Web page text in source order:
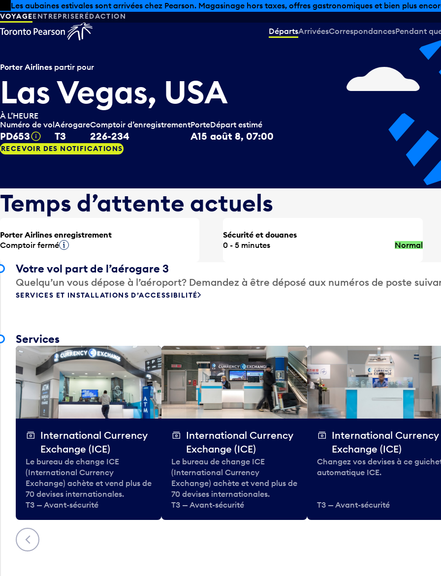
Skip to offers
Passer au contenu principal
Les aubaines estivales sont arrivées chez Pearson. Magasinage hors taxes, offres gastronomiques et bien plus
VOYAGEENTREPRISERÉDACTION
DépartsArrivéesCorrespondancesPendant
Porter Airlines partir pour
Las Vegas, USA
À L’HEURE
Numéro de vol
PD653 Infobulle
Aérogare
T3
Comptoir d’enregistrement
226-234
Porte
A15
Départ estimé
août 8, 07:00
RECEVOIR DES NOTIFICATIONS
Temps d’attente actuels
Porter Airlines enregistrement
Comptoir ferméInfobulle
Sécurité et douanes
0 - 5 minutes
Normal
Votre vol part de l’aérogare 3
Quelqu’un vous dépose à l’aéroport? Demandez à être déposé aux numéros de poste
SERVICES ET INSTALLATIONS D’ACCESSIBILITÉ
Services
Précédent
International Currency
Exchange (ICE)
Le bureau de change ICE
(International Currency
Exchange) achète et vend plus de
70 devises internationales.
T3 — Avant-sécurité
International Currency
Exchange (ICE)
Le bureau de change ICE
(International Currency
Exchange) achète et vend plus de
70 devises internationales.
T3 — Avant-sécurité
International Currency
Exchange (ICE)
Changez vos devises à ce
automatique ICE.
T3 — Avant-sécurité